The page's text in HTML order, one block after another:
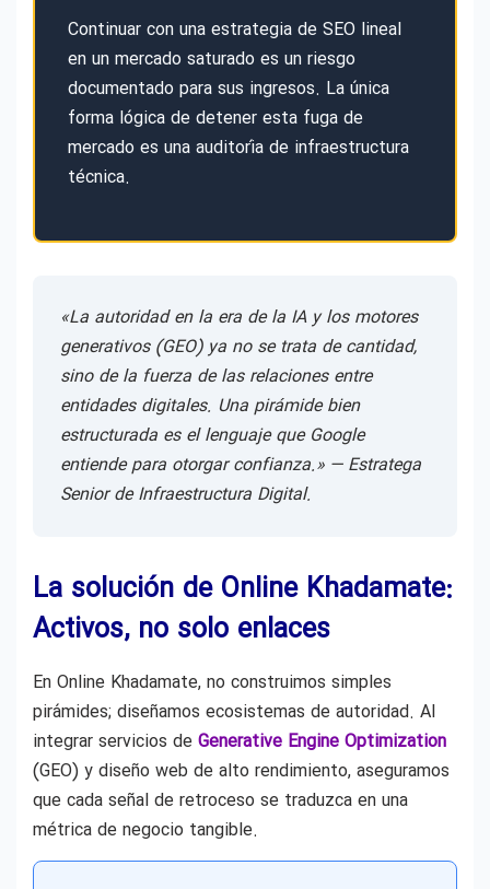
Continuar con una estrategia de SEO lineal
en un mercado saturado es un riesgo
documentado para sus ingresos. La única
forma lógica de detener esta fuga de
mercado es una auditoría de infraestructura
técnica.
«La autoridad en la era de la IA y los motores
generativos (GEO) ya no se trata de cantidad,
sino de la fuerza de las relaciones entre
entidades digitales. Una pirámide bien
estructurada es el lenguaje que Google
entiende para otorgar confianza.» — Estratega
Senior de Infraestructura Digital.
La solución de Online Khadamate:
Activos, no solo enlaces
En Online Khadamate, no construimos simples
pirámides; diseñamos ecosistemas de autoridad. Al
integrar servicios de Generative Engine Optimization
(GEO) y diseño web de alto rendimiento, aseguramos
que cada señal de retroceso se traduzca en una
métrica de negocio tangible.